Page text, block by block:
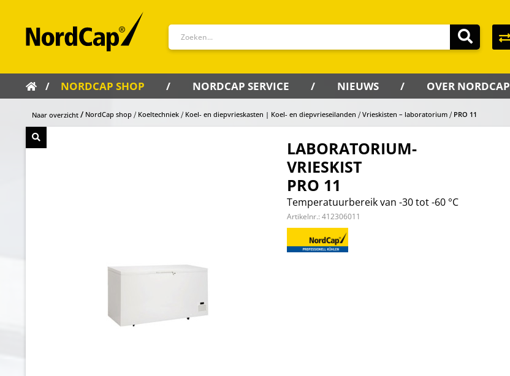
NORDCAP SHOP NORDCAP SERVICE NIEUWS OVER NORDCAP
Naar overzicht NordCap shop Koeltechniek Koel- en diepvrieskasten | Koel- en diepvrieseilanden Vrieskisten – laboratorium PRO 11
LABORATORIUM-
VRIESKIST
PRO 11
Temperatuurbereik van -30 tot -60 °C
Artikelnr.: 412306011